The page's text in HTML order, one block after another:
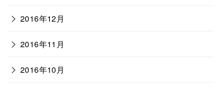
2016年12月
2016年11月
2016年10月